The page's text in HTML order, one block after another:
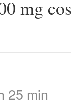
mg
25 min